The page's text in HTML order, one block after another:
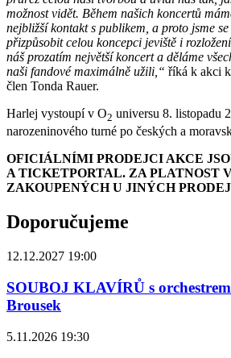
možnost vidět. Během našich koncertů
nejbližší kontakt s publikem, a proto jsme
přizpůsobit celou koncepci jeviště i
náš prozatím největší koncert a děláme
naši fandové maximálně užili,“ říká k akci
člen Tonda Rauer.
Harlej vystoupí v O2 universu 8. listopadu
narozeninového turné po českých a
OFICIÁLNÍMI PRODEJCI AKCE
A TICKETPORTAL. ZA PLATNOST
ZAKOUPENÝCH U JINÝCH
Doporučujeme
12.12.2027 19:00
SOUBOJ KLAVÍRŮ s
Brousek
5.11.2026 19:30